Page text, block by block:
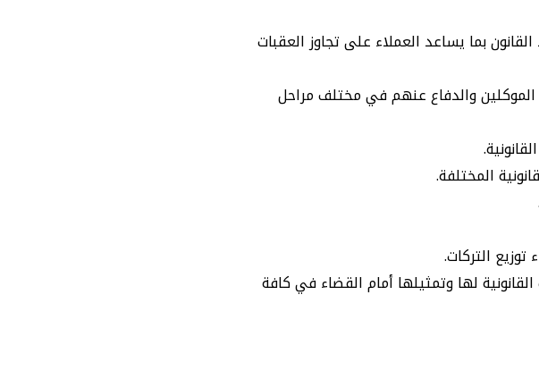
بما يساعد العملاء على تجاوز العقبات
الموكلين والدفاع عنهم في مختلف مراحل
المختلفة.
التركات.
لها وتمثيلها أمام القضاء في كافة